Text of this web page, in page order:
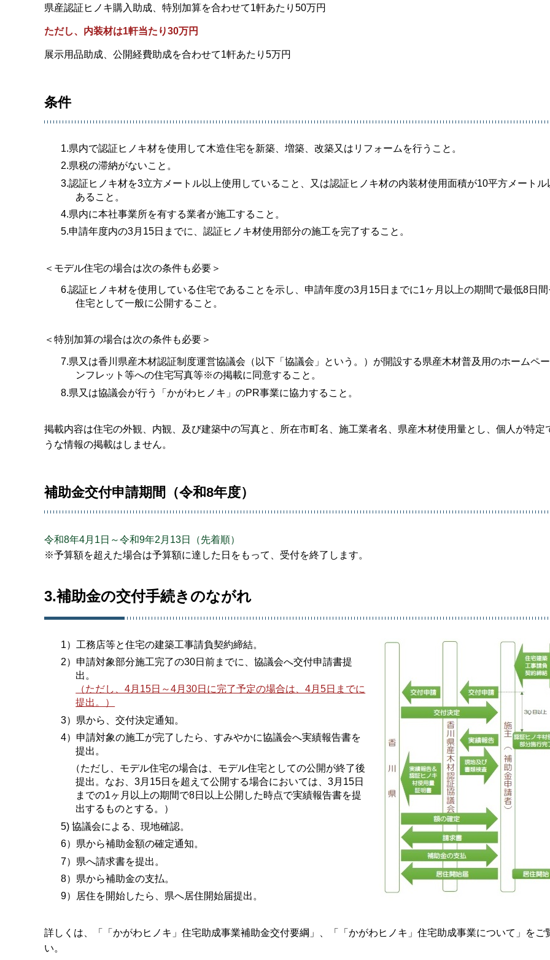
県産認証ヒノキ購入助成、特別加算を合わせて1軒あたり50万円
ただし、内装材は1軒当たり30万円
展示用品助成、公開経費助成を合わせて1軒あたり5万円
条件
1.県内で認証ヒノキ材を使用して木造住宅を新築、増築、改築又はリフォームを行うこと。
2.県税の滞納がないこと。
3.認証ヒノキ材を3立方メートル以上使用していること、又は認証ヒノキ材の内装材使用面積が10平方メートル
あること。
4.県内に本社事業所を有する業者が施工すること。
5.申請年度内の3月15日までに、認証ヒノキ材使用部分の施工を完了すること。
＜モデル住宅の場合は次の条件も必要＞
6.認証ヒノキ材を使用している住宅であることを示し、申請年度の3月15日までに1ヶ月以上の期間で最低8日
住宅として一般に公開すること。
＜特別加算の場合は次の条件も必要＞
7.県又は香川県産木材認証制度運営協議会（以下「協議会」という。）が開設する県産木材普及用のホームペ
ンフレット等への住宅写真等※の掲載に同意すること。
8.県又は協議会が行う「かがわヒノキ」のPR事業に協力すること。
掲載内容は住宅の外観、内観、及び建築中の写真と、所在市町名、施工業者名、県産木材使用量とし、個人が特定
うな情報の掲載はしません。
補助金交付申請期間（令和8年度）
令和8年4月1日～令和9年2月13日（先着順）
※予算額を超えた場合は予算額に達した日をもって、受付を終了します。
3.補助金の交付手続きのながれ
1）工務店等と住宅の建築工事請負契約締結。
2）申請対象部分施工完了の30日前までに、協議会へ交付申請書提
出。
（ただし、4月15日～4月30日に完了予定の場合は、4月5日までに
提出。）
3）県から、交付決定通知。
4）申請対象の施工が完了したら、すみやかに協議会へ実績報告書を
提出。
（ただし、モデル住宅の場合は、モデル住宅としての公開が終了後
提出。なお、3月15日を超えて公開する場合においては、3月15日
までの1ヶ月以上の期間で8日以上公開した時点で実績報告書を提
出するものとする。）
5) 協議会による、現地確認。
6）県から補助金額の確定通知。
7）県へ請求書を提出。
8）県から補助金の支払。
9）居住を開始したら、県へ居住開始届提出。
詳しくは、「「かがわヒノキ」住宅助成事業補助金交付要綱」、「「かがわヒノキ」住宅助成事業について」をご
い。